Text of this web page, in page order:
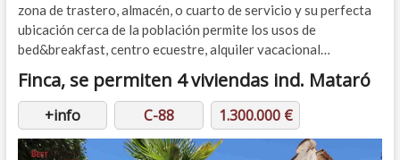
zona de trastero, almacén, o cuarto de servicio y su perfecta
ubicación cerca de la población permite los usos de
bed&breakfast, centro ecuestre, alquiler vacacional…
Finca, se permiten 4 viviendas ind. Mataró
+info C-88 1.300.000 €